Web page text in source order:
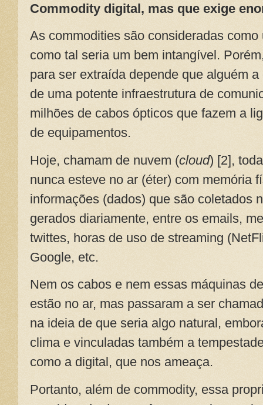
Commodity digital, mas que exige
As commodities são consideradas
como tal seria um bem intangível.
para ser extraída depende que alguém
de uma potente infraestrutura de
milhões de cabos ópticos que fazem a
de equipamentos.
Hoje, chamam de nuvem (cloud) [2],
nunca esteve no ar (éter) com memória
informações (dados) que são coletados
gerados diariamente, entre os emails,
twittes, horas de uso de streaming
Google, etc.
Nem os cabos e nem essas máquinas
estão no ar, mas passaram a ser
na ideia de que seria algo natural,
clima e vinculadas também a
como a digital, que nos ameaça.
Portanto, além de commodity, essa